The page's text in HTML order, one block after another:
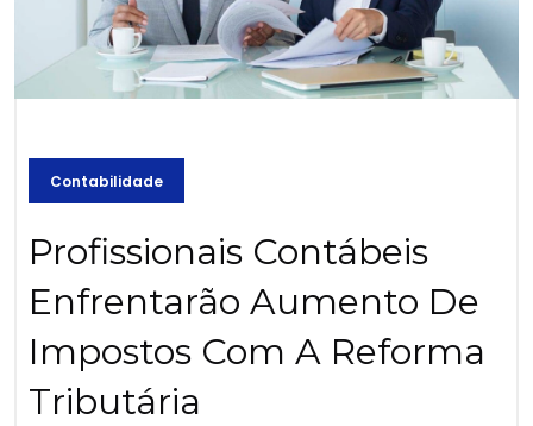
Contabilidade
Profissionais Contábeis
Enfrentarão Aumento De
Impostos Com A Reforma
Tributária